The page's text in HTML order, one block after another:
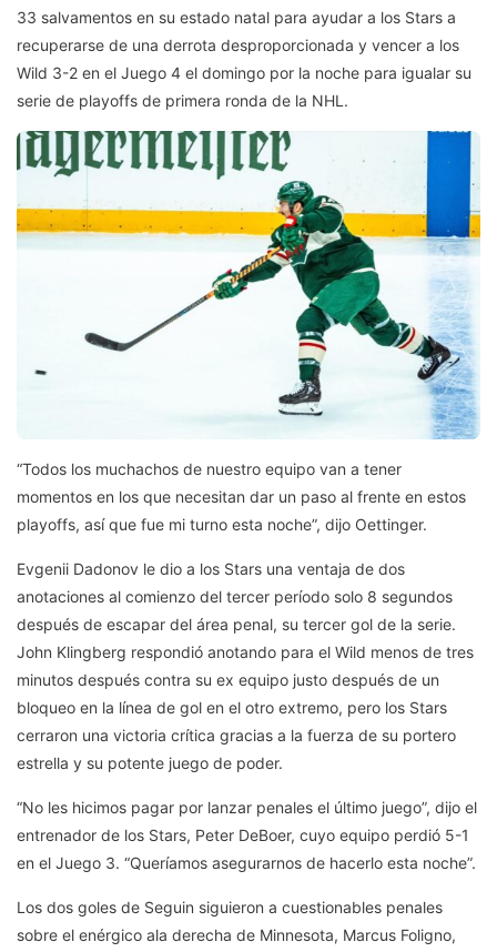
33 salvamentos en su estado natal para ayudar a los Stars a
recuperarse de una derrota desproporcionada y vencer a los
Wild 3-2 en el Juego 4 el domingo por la noche para igualar su
serie de playoffs de primera ronda de la NHL.
“Todos los muchachos de nuestro equipo van a tener
momentos en los que necesitan dar un paso al frente en estos
playoffs, así que fue mi turno esta noche”, dijo Oettinger.
Evgenii Dadonov le dio a los Stars una ventaja de dos
anotaciones al comienzo del tercer período solo 8 segundos
después de escapar del área penal, su tercer gol de la serie.
John Klingberg respondió anotando para el Wild menos de tres
minutos después contra su ex equipo justo después de un
bloqueo en la línea de gol en el otro extremo, pero los Stars
cerraron una victoria crítica gracias a la fuerza de su portero
estrella y su potente juego de poder.
“No les hicimos pagar por lanzar penales el último juego”, dijo el
entrenador de los Stars, Peter DeBoer, cuyo equipo perdió 5-1
en el Juego 3. “Queríamos asegurarnos de hacerlo esta noche”.
Los dos goles de Seguin siguieron a cuestionables penales
sobre el enérgico ala derecha de Minnesota, Marcus Foligno,